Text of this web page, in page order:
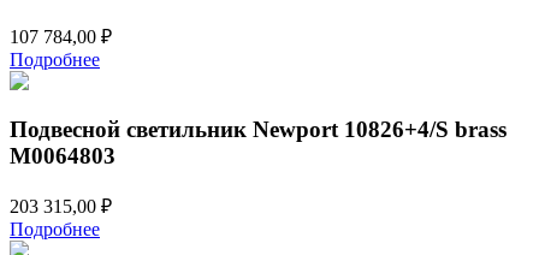
107 784,00 ₽
Подробнее
Подвесной светильник Newport 10826+4/S brass
М0064803
203 315,00 ₽
Подробнее